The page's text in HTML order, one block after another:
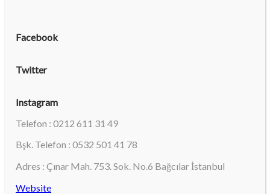
Facebook
Twitter
Instagram
Telefon : 0212 611 31 49
Bşk. Telefon : 0532 501 41 78
Adres : Çınar Mah. 753. Sok. No.6 Bağcılar İstanbul
Website